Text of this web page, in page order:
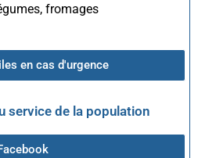
fromages
en cas d'urgence
service de la population